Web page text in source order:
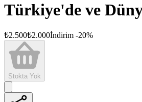
Türkiye'de ve
₺2.500₺2.000İndirim -20%
Stokta Yok